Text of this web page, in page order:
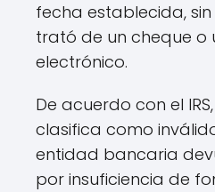
fecha establecida,
trató de un cheque o
electrónico.
De acuerdo con el
clasifica como
entidad bancaria
por insuficiencia de